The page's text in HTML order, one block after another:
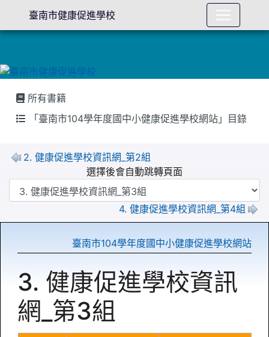
所有書籍
「臺南市104學年度國中小健康促進學校網站」目錄
2. 健康促進學校資訊網_第2組
選擇後會自動跳轉頁面
4. 健康促進學校資訊網_第4組
臺南市104學年度國中小健康促進學校網站
3. 健康促進學校資訊
網_第3組
臺南市健康促進學校